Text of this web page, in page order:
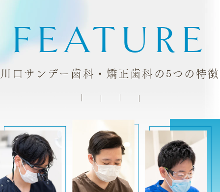
FEATURE
川口サンデー歯科・矯正歯科の5つの特徴